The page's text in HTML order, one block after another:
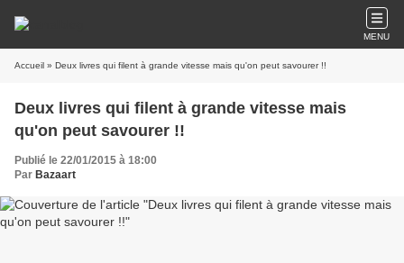
MENU
Accueil » Deux livres qui filent à grande vitesse mais qu'on peut savourer !!
Deux livres qui filent à grande vitesse mais
qu'on peut savourer !!
Publié le 22/01/2015 à 18:00
Par Bazaart